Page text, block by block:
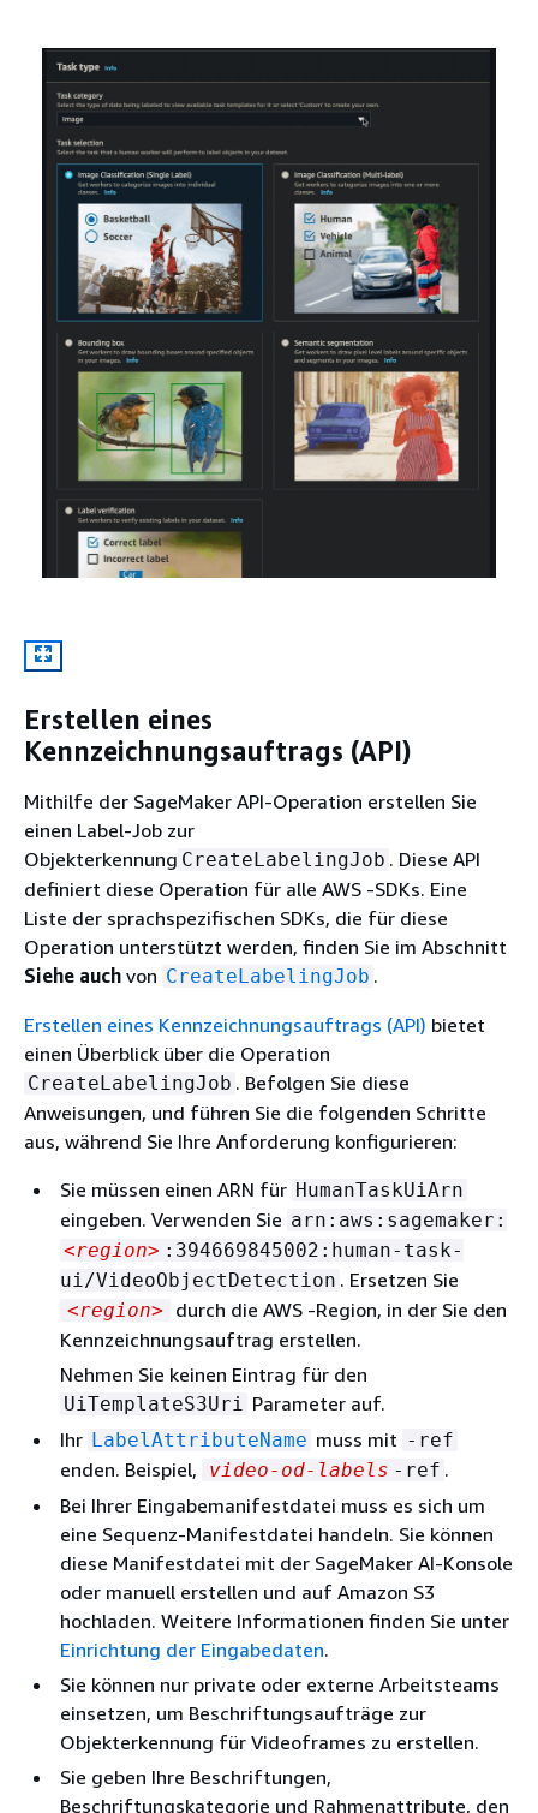
Erstellen eines
Kennzeichnungsauftrags (API)
Mithilfe der SageMaker API-Operation erstellen Sie
einen Label-Job zur
Objekterkennung CreateLabelingJob . Diese API
definiert diese Operation für alle AWS -SDKs. Eine
Liste der sprachspezifischen SDKs, die für diese
Operation unterstützt werden, finden Sie im Abschnitt
Siehe auch von CreateLabelingJob .
Erstellen eines Kennzeichnungsauftrags (API) bietet
einen Überblick über die Operation
CreateLabelingJob . Befolgen Sie diese
Anweisungen, und führen Sie die folgenden Schritte
aus, während Sie Ihre Anforderung konfigurieren:
Sie müssen einen ARN für HumanTaskUiArn
eingeben. Verwenden Sie arn:aws:sagemaker:
<region> :394669845002:human-task-
ui/VideoObjectDetection . Ersetzen Sie
<region>
durch die AWS -Region, in der Sie den
Kennzeichnungsauftrag erstellen.
Nehmen Sie keinen Eintrag für den
UiTemplateS3Uri
Parameter auf.
Ihr LabelAttributeName muss mit -ref
enden. Beispiel, video-od-labels -ref .
Bei Ihrer Eingabemanifestdatei muss es sich um
eine Sequenz-Manifestdatei handeln. Sie können
diese Manifestdatei mit der SageMaker AI-Konsole
oder manuell erstellen und auf Amazon S3
hochladen. Weitere Informationen finden Sie unter
Einrichtung der Eingabedaten.
Sie können nur private oder externe Arbeitsteams
einsetzen, um Beschriftungsaufträge zur
Objekterkennung für Videoframes zu erstellen.
Sie geben Ihre Beschriftungen,
Beschriftungskategorie und Rahmenattribute, den